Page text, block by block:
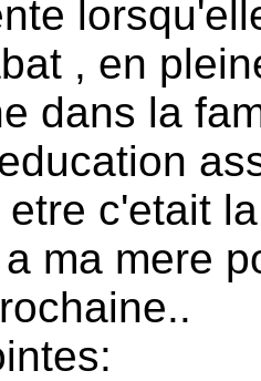
, en
dans la
c'etait
ma mere